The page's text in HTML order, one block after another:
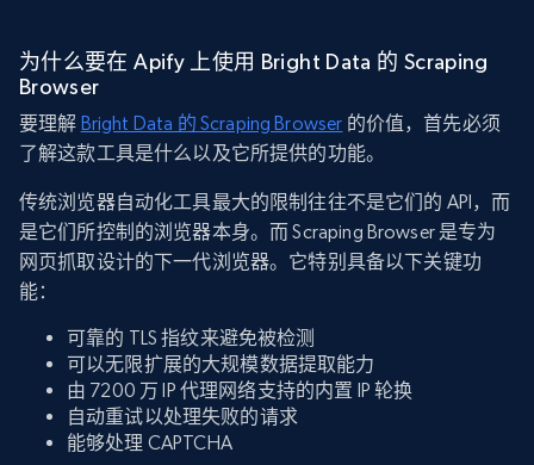
为什么要在 Apify 上使用 Bright Data 的 Scraping
Browser
要理解 Bright Data 的 Scraping Browser 的价值，首先必须
了解这款工具是什么以及它所提供的功能。
传统浏览器自动化工具最大的限制往往不是它们的 API，而
是它们所控制的浏览器本身。而 Scraping Browser 是专为
网页抓取设计的下一代浏览器。它特别具备以下关键功
能：
可靠的 TLS 指纹来避免被检测
可以无限扩展的大规模数据提取能力
由 7200 万 IP 代理网络支持的内置 IP 轮换
自动重试以处理失败的请求
能够处理 CAPTCHA